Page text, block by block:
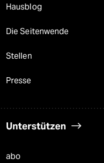
Hausblog
Die Seitenwende
Stellen
Presse
Unterstützen
abo